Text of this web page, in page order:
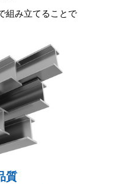
組み立てることで
質